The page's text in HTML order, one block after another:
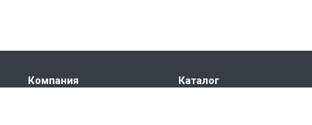
Компания Каталог